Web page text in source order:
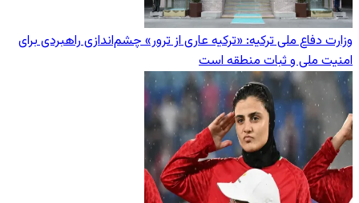
وزارت دفاع ملی ترکیه: «ترکیه عاری از ترور» چشم‌اندازی راهبردی برای
امنیت ملی و ثبات منطقه است